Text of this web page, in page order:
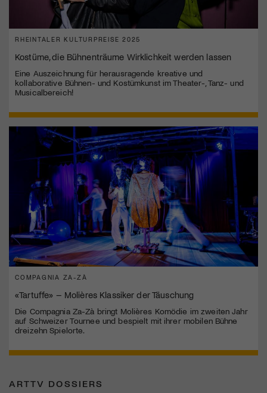
RHEINTALER KULTURPREISE 2025
Kostüme, die Bühnenträume Wirklichkeit werden lassen
Eine Auszeichnung für herausragende kreative und
kollaborative Bühnen- und Kostümkunst im Theater-, Tanz- und
Musicalbereich!
COMPAGNIA ZA-ZÀ
«Tartuffe» – Molières Klassiker der Täuschung
Die Compagnia Za-Zà bringt Molières Komödie im zweiten Jahr
auf Schweizer Tournee und bespielt mit ihrer mobilen Bühne
dreizehn Spielorte.
ARTTV DOSSIERS